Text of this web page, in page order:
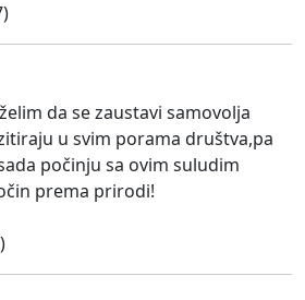
da se zaustavi samovolja
u svim porama društva,pa
počinju sa ovim suludim
prema prirodi!